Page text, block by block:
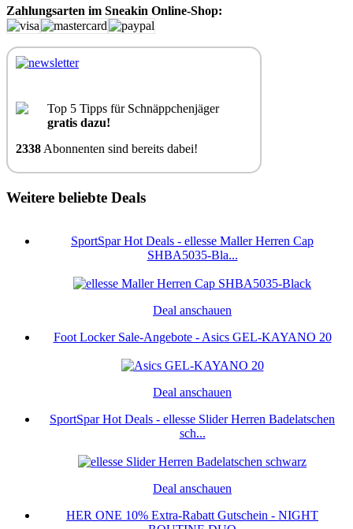
Zahlungsarten im Sneakin Online-Shop:
Top 5 Tipps für Schnäppchenjäger
gratis dazu!
2338 Abonnenten sind bereits dabei!
Weitere beliebte Deals
SportSpar Hot Deals - ellesse Maller Herren Cap
SHBA5035-Bla...
Deal anschauen
Foot Locker Sale-Angebote - Asics GEL-KAYANO 20
Deal anschauen
SportSpar Hot Deals - ellesse Slider Herren Badelatschen
sch...
Deal anschauen
HER ONE 10% Extra-Rabatt Gutschein - NIGHT